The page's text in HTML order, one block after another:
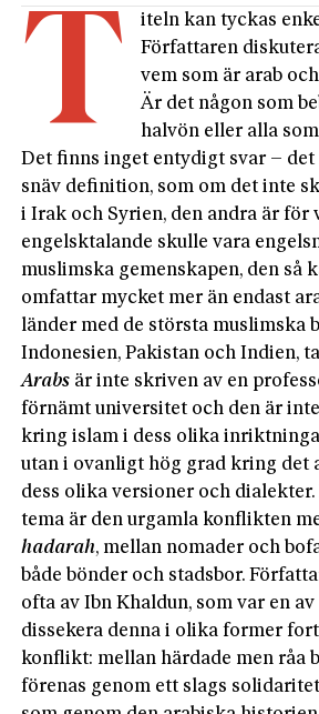
T
iteln kan tyckas
Författaren
vem som är arab
Är det någon som
halvön eller alla
Det finns inget entydigt svar –
snäv definition, som om det inte
i Irak och Syrien, den andra är för
engelsktalande skulle vara
muslimska gemenskapen, den så
omfattar mycket mer än endast
länder med de största muslimska
Indonesien, Pakistan och Indien,
Arabs är inte skriven av en
förnämt universitet och den är
kring islam i dess olika
utan i ovanligt hög grad kring det
dess olika versioner och
tema är den urgamla konflikten
hadarah, mellan nomader och
både bönder och stadsbor.
ofta av Ibn Khaldun, som var en
dissekera denna i olika former
konflikt: mellan härdade men råa
förenas genom ett slags